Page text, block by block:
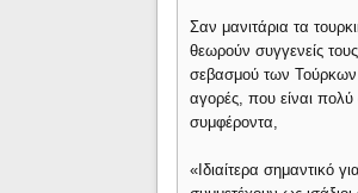
Σαν μανιτάρια τα
θεωρούν συγγενείς
σεβασμού των Τούρκων
αγορές, που είναι πολύ
συμφέροντα,
«Ιδιαίτερα σημαντικό